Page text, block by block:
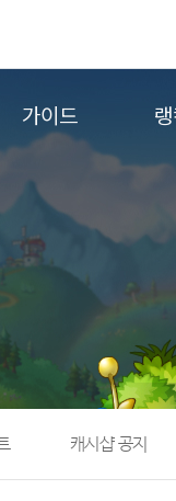
가이드
게임정보
직업소개
확률형 아이템
NOW
캐시샵 공지